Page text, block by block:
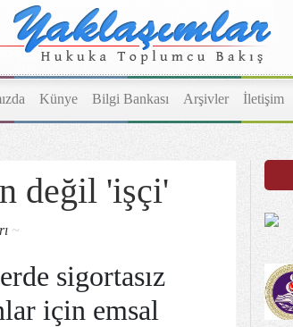
Künye Bilgi Bankası Arşivler İletişim
değil 'işçi'
~
sigortasız
için emsal